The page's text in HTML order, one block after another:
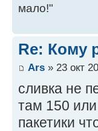
мало!"
Re: Кому
Ars » 23 окт
сливка не
там 150
пакетики